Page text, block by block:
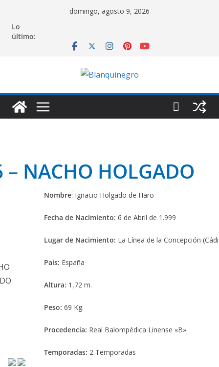
contenido
domingo, agosto 9, 2026
Lo
último:
– NACHO HOLGADO
Nombre: Ignacio Holgado de Haro
Fecha de Nacimiento: 6 de Abril de 1.999
Lugar de Nacimiento: La Línea de la Concepción
País: España
Altura: 1,72 m.
Peso: 69 Kg.
Procedencia: Real Balompédica Linense «B»
Temporadas: 2 Temporadas